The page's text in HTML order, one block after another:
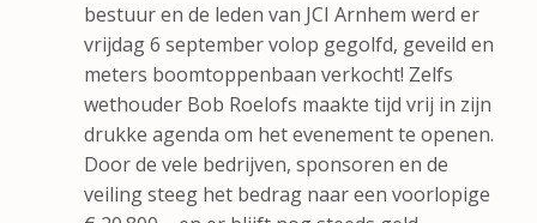
bestuur en de leden van JCI Arnhem werd er
vrijdag 6 september volop gegolfd, geveild en
meters boomtoppenbaan verkocht! Zelfs
wethouder Bob Roelofs maakte tijd vrij in zijn
drukke agenda om het evenement te openen.
Door de vele bedrijven, sponsoren en de
veiling steeg het bedrag naar een voorlopige